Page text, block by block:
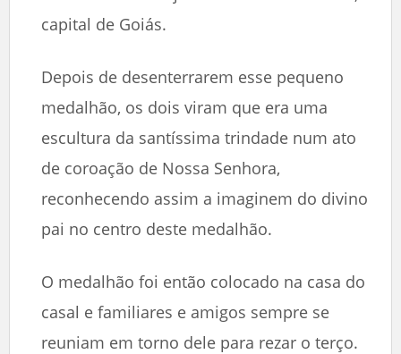
capital de Goiás.
Depois de desenterrarem esse pequeno
medalhão, os dois viram que era uma
escultura da santíssima trindade num ato
de coroação de Nossa Senhora,
reconhecendo assim a imaginem do divino
pai no centro deste medalhão.
O medalhão foi então colocado na casa do
casal e familiares e amigos sempre se
reuniam em torno dele para rezar o terço.